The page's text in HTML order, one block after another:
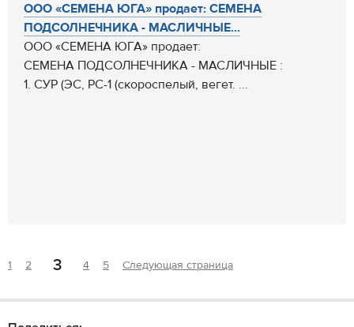
ООО «СЕМЕНА ЮГА» продает: СЕМЕНА
ПОДСОЛНЕЧНИКА - МАСЛИЧНЫЕ...
ООО «СЕМЕНА ЮГА» продает:
СЕМЕНА ПОДСОЛНЕЧНИКА - МАСЛИЧНЫЕ :
1. СУР (ЭС, РС-1 (скороспелый, вегет. ...
1 2 3 4 5 Следующая страница